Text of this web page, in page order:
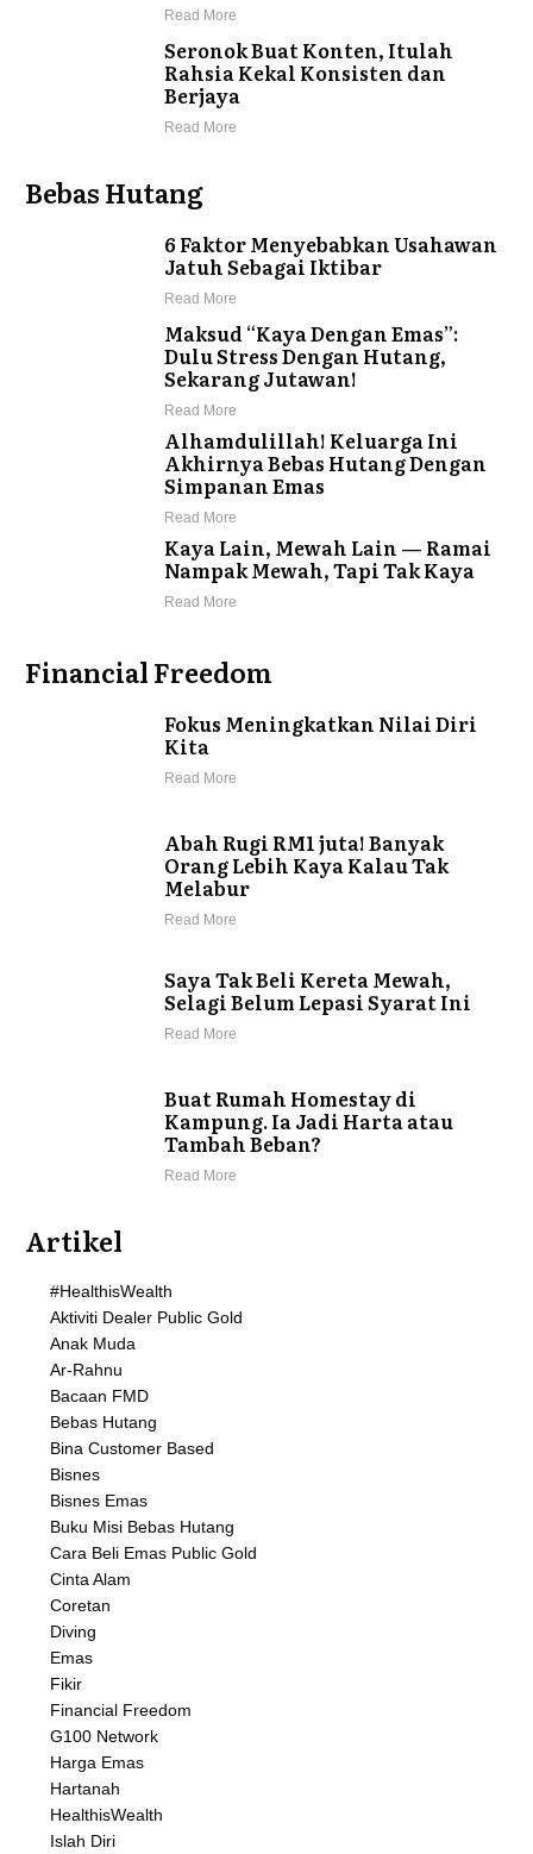
Read More
Seronok Buat Konten, Itulah
Rahsia Kekal Konsisten dan
Berjaya
Read More
Bebas Hutang
6 Faktor Menyebabkan Usahawan
Jatuh Sebagai Iktibar
Read More
Maksud “Kaya Dengan Emas”:
Dulu Stress Dengan Hutang,
Sekarang Jutawan!
Read More
Alhamdulillah! Keluarga Ini
Akhirnya Bebas Hutang Dengan
Simpanan Emas
Read More
Kaya Lain, Mewah Lain — Ramai
Nampak Mewah, Tapi Tak Kaya
Read More
Financial Freedom
Fokus Meningkatkan Nilai Diri
Kita
Read More
Abah Rugi RM1 juta! Banyak
Orang Lebih Kaya Kalau Tak
Melabur
Read More
Saya Tak Beli Kereta Mewah,
Selagi Belum Lepasi Syarat Ini
Read More
Buat Rumah Homestay di
Kampung. Ia Jadi Harta atau
Tambah Beban?
Read More
Artikel
#HealthisWealth
Aktiviti Dealer Public Gold
Anak Muda
Ar-Rahnu
Bacaan FMD
Bebas Hutang
Bina Customer Based
Bisnes
Bisnes Emas
Buku Misi Bebas Hutang
Cara Beli Emas Public Gold
Cinta Alam
Coretan
Diving
Emas
Fikir
Financial Freedom
G100 Network
Harga Emas
Hartanah
HealthisWealth
Islah Diri